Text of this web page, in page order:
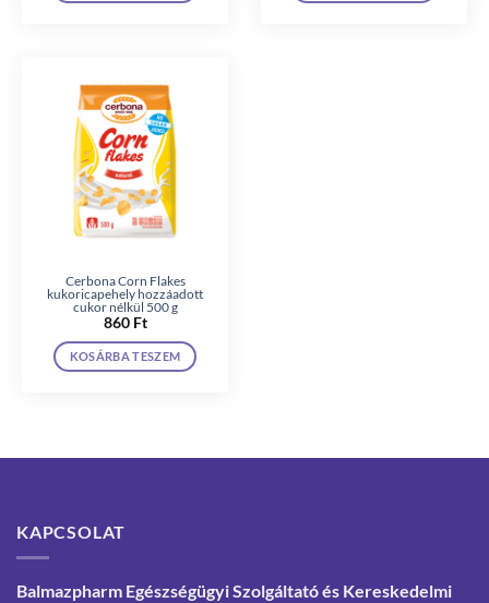
Cerbona Corn Flakes
kukoricapehely hozzáadott
cukor nélkül 500 g
860 Ft
KOSÁRBA TESZEM
KAPCSOLAT
Balmazpharm Egészségügyi Szolgáltató és Kereskedelmi